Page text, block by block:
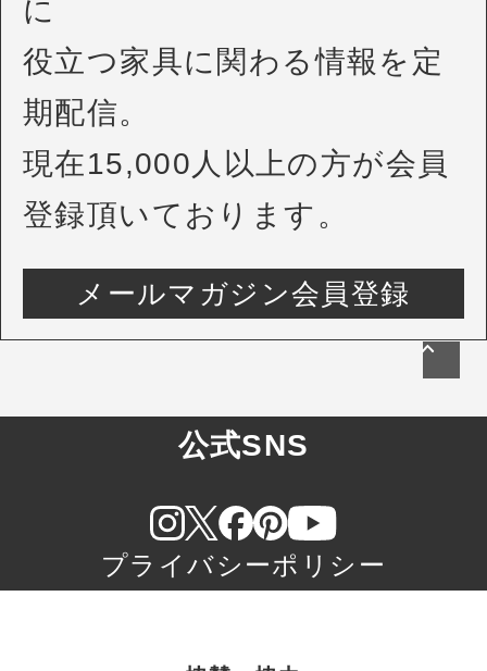
に
役立つ家具に関わる情報を定
期配信。
現在15,000人以上の方が会員
登録頂いております。
メールマガジン会員登録
公式SNS
プライバシーポリシー